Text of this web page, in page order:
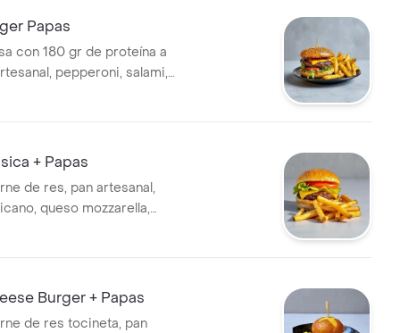
Papas
con 180 gr de proteína a
pepperoni, salami,
queso americano, queso
+ Papas
de res, pan artesanal,
queso mozzarella,
y salsa de la casa
Burger + Papas
de res tocineta, pan